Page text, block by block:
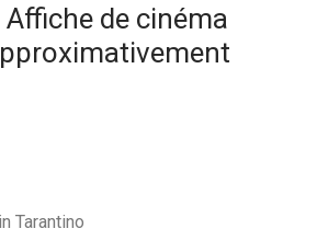
Affiche de cinéma
Tarantino